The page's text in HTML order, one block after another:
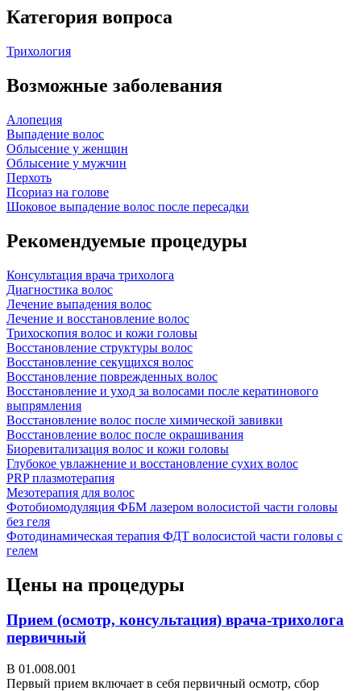
Категория вопроса
Трихология
Возможные заболевания
Алопеция
Выпадение волос
Облысение у женщин
Облысение у мужчин
Перхоть
Псориаз на голове
Шоковое выпадение волос после пересадки
Рекомендуемые процедуры
Консультация врача трихолога
Диагностика волос
Лечение выпадения волос
Лечение и восстановление волос
Трихоскопия волос и кожи головы
Восстановление структуры волос
Восстановление секущихся волос
Восстановление поврежденных волос
Восстановление и уход за волосами после кератинового
выпрямления
Восстановление волос после химической завивки
Восстановление волос после окрашивания
Биоревитализация волос и кожи головы
Глубокое увлажнение и восстановление сухих волос
PRP плазмотерапия
Мезотерапия для волос
Фотобиомодуляция ФБМ лазером волосистой части головы
без геля
Фотодинамическая терапия ФДТ волосистой части головы с
гелем
Цены на процедуры
Прием (осмотр, консультация) врача-трихолога
первичный
В 01.008.001
Первый прием включает в себя первичный осмотр, сбор